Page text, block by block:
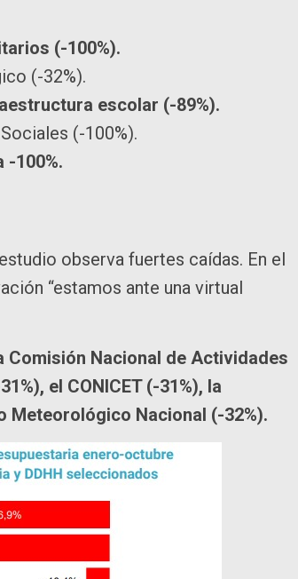
(-100%).
(-32%).
escolar (-89%).
(-100%).
100%.
observa fuertes caídas. En el
“estamos ante una virtual
Nacional de Actividades
el CONICET (-31%), la
Meteorológico Nacional (-32%).